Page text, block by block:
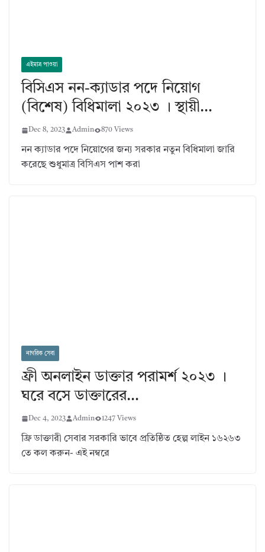
এইমাত্র পাওয়া
বিসিএস নন-ক্যাডার পদে নিয়োগ
(বিশেষ) বিধিমালা ২০২৩ । স্থায়ী…
Dec 8, 2023 Admin 870 Views
নন ক্যাডার পদে নিয়োগের জন্য সরকার নতুন বিধিমালা জারি
করেছে শুধুমাত্র বিসিএস পাশ করা
নাগরিক সেবা
ফ্রী অনলাইন ডাক্তার পরামর্শ ২০২৩ ।
ঘরে বসে ডাক্তারের…
Dec 4, 2023 Admin 1247 Views
ফ্রি ডাক্তারী সেবার সরকারি ভাবে প্রতিষ্ঠিত হেল্প লাইন ১৬২৬৩
তে কল করুন- এই নম্বরে